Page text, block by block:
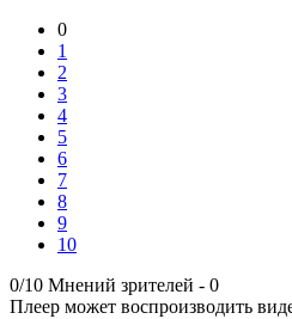
0
1
2
3
4
5
6
7
8
9
10
0/10 Мнений зрителей - 0
Плеер может воспроизводить